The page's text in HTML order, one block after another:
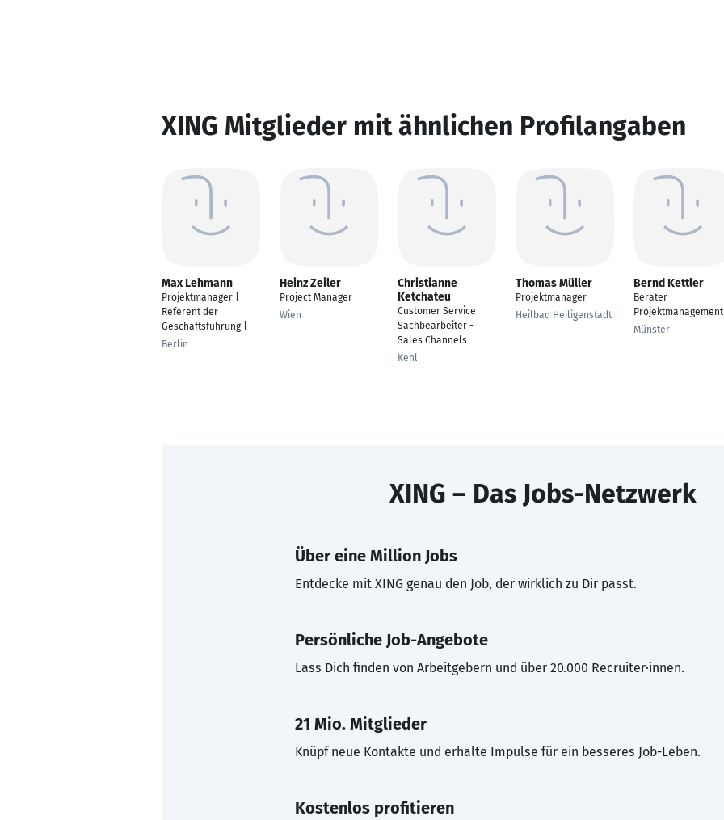
XING Mitglieder mit ähnlichen Profilangaben
Max Lehmann
Projektmanager |
Referent der
Geschäftsführung |
Berlin
Heinz Zeiler
Project Manager
Wien
Christianne
Ketchateu
Customer Service
Sachbearbeiter -
Sales Channels
Kehl
Thomas Müller
Projektmanager
Heilbad Heiligenstadt
Bernd Kettler
Berater
Projektmanagement
Münster
XING – Das Jobs-Netzwerk
Über eine Million Jobs
Entdecke mit XING genau den Job, der wirklich zu Dir passt.
Persönliche Job-Angebote
Lass Dich finden von Arbeitgebern und über 20.000 Recruiter·innen.
21 Mio. Mitglieder
Knüpf neue Kontakte und erhalte Impulse für ein besseres Job-Leben.
Kostenlos profitieren